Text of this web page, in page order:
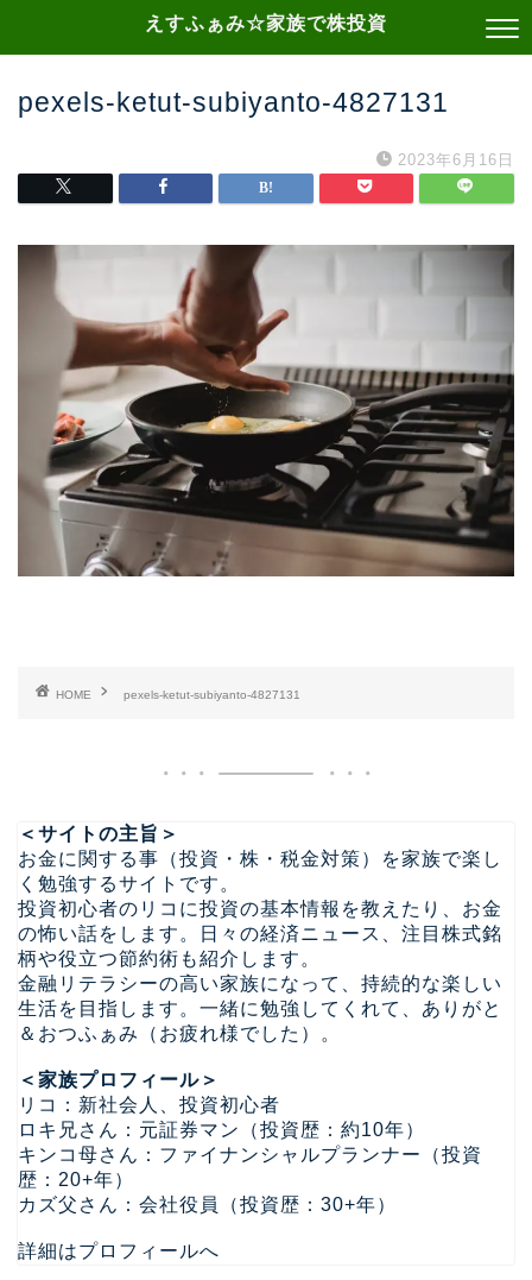
えすふぁみ☆家族で株投資
pexels-ketut-subiyanto-4827131
2023年6月16日
HOME pexels-ketut-subiyanto-4827131
＜サイトの主旨＞
お金に関する事（投資・株・税金対策）を家族で楽し
く勉強するサイトです。
投資初心者のリコに投資の基本情報を教えたり、お金
の怖い話をします。日々の経済ニュース、注目株式銘
柄や役立つ節約術も紹介します。
金融リテラシーの高い家族になって、持続的な楽しい
生活を目指します。一緒に勉強してくれて、ありがと
＆おつふぁみ（お疲れ様でした）。
＜家族プロフィール＞
リコ：新社会人、投資初心者
ロキ兄さん：元証券マン（投資歴：約10年）
キンコ母さん：ファイナンシャルプランナー（投資
歴：20+年）
カズ父さん：会社役員（投資歴：30+年）
詳細はプロフィールへ